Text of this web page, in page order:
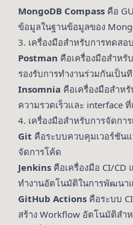
MongoDB Compass คือ
ข้อมูลในฐานข้อมูลของ
3. เครื่องมือสำหรับการทดสอ
Postman คือเครื่องมือสำหรั
รองรับการทำงานร่วมกันเป็น
Insomnia คือเครื่องมือสำห
ความรวดเร็วและ interface ที่
4. เครื่องมือสำหรับการจัดกา
Git คือระบบควบคุมเวอร์ชัน
จัดการโค้ด
Jenkins คือเครื่องมือ CI/CD
ทำงานอัตโนมัติในการพัฒนา
GitHub Actions คือระบบ
สร้าง Workflow อัตโนมัติสำ